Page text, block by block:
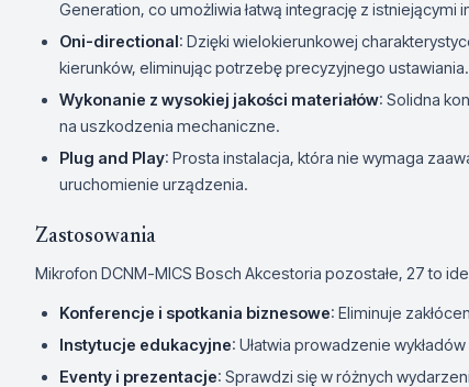
Generation, co umożliwia łatwą integrację z istniejącymi
Oni-directional: Dzięki wielokierunkowej
kierunków, eliminując potrzebę precyzyjnego ustawiania.
Wykonanie z wysokiej jakości materiałów: Solidna
na uszkodzenia mechaniczne.
Plug and Play: Prosta instalacja, która nie wymaga
uruchomienie urządzenia.
Zastosowania
Mikrofon DCNM-MICS Bosch Akcestoria pozostałe, 27 to
Konferencje i spotkania biznesowe: Eliminuje
Instytucje edukacyjne: Ułatwia prowadzenie
Eventy i prezentacje: Sprawdzi się w różnych